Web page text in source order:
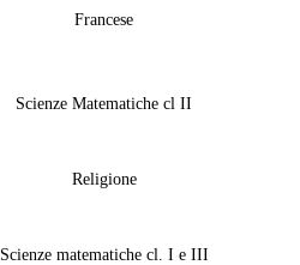
Francese
Scienze Matematiche cl II
Religione
Scienze matematiche cl. I e III